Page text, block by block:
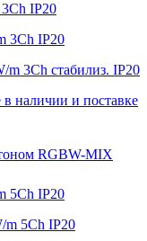
IP20
3Ch IP20
3Ch стабилиз. IP20
наличии и поставке
RGBW-MIX
5Ch IP20
m 5Ch IP20